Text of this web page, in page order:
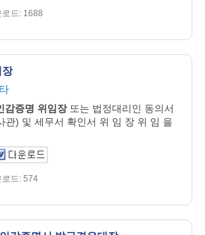
로드: 1688
장
감증명 위임장또는 법정대리인 동의서
관) 및 세무서 확인서 위 임 장 위 임 을
로드: 574